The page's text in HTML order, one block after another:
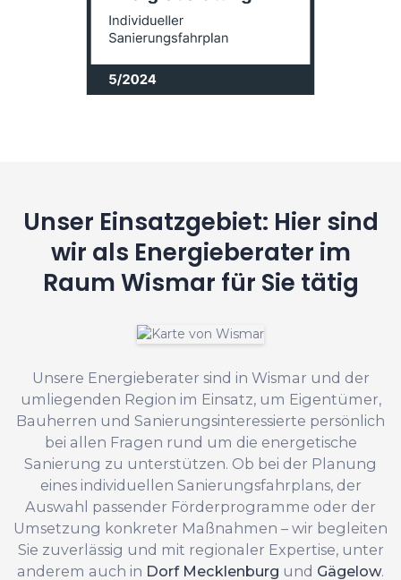
Unser Einsatzgebiet: Hier sind
wir als Energieberater im
Raum Wismar für Sie tätig
Unsere Energieberater sind in Wismar und der
umliegenden Region im Einsatz, um Eigentümer,
Bauherren und Sanierungsinteressierte persönlich
bei allen Fragen rund um die energetische
Sanierung zu unterstützen. Ob bei der Planung
eines individuellen Sanierungsfahrplans, der
Auswahl passender Förderprogramme oder der
Umsetzung konkreter Maßnahmen – wir begleiten
Sie zuverlässig und mit regionaler Expertise, unter
anderem auch in Dorf Mecklenburg und Gägelow.